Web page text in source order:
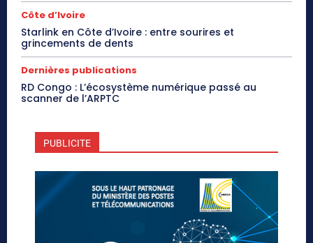
Côte d’Ivoire
Starlink en Côte d’Ivoire : entre sourires et
grincements de dents
Dernières publications
RD Congo : L’écosystème numérique passé au
scanner de l’ARPTC
PUBLICITE